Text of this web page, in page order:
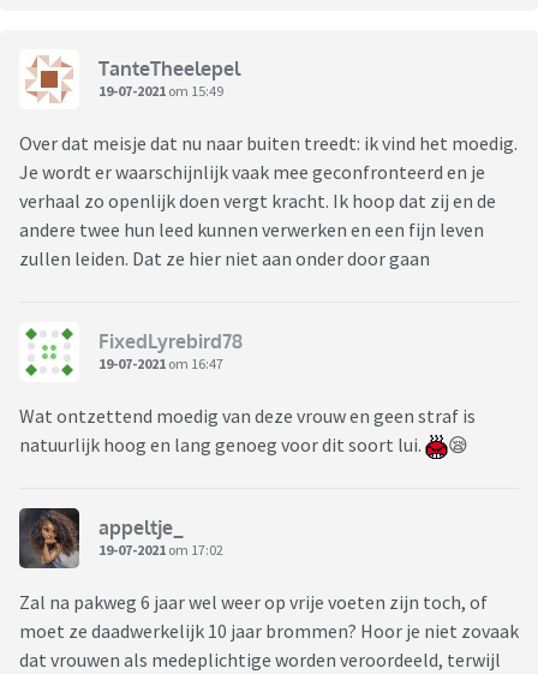
TanteTheelepel
19-07-2021 om 15:49
Over dat meisje dat nu naar buiten treedt: ik vind het moedig.
Je wordt er waarschijnlijk vaak mee geconfronteerd en je
verhaal zo openlijk doen vergt kracht. Ik hoop dat zij en de
andere twee hun leed kunnen verwerken en een fijn leven
zullen leiden. Dat ze hier niet aan onder door gaan
FixedLyrebird78
19-07-2021 om 16:47
Wat ontzettend moedig van deze vrouw en geen straf is
natuurlijk hoog en lang genoeg voor dit soort lui.
😪
appeltje_
19-07-2021 om 17:02
Zal na pakweg 6 jaar wel weer op vrije voeten zijn toch, of
moet ze daadwerkelijk 10 jaar brommen? Hoor je niet zovaak
dat vrouwen als medeplichtige worden veroordeeld, terwijl